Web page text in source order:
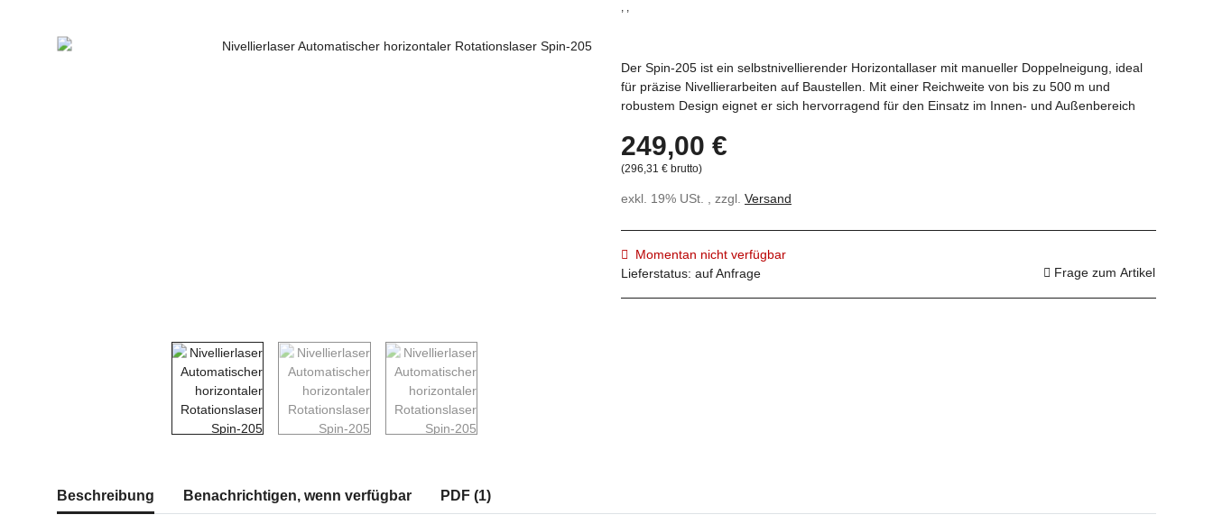
, ,
Der Spin-205 ist ein selbstnivellierender Horizontallaser mit manueller Doppelneigung, ideal
für präzise Nivellierarbeiten auf Baustellen. Mit einer Reichweite von bis zu 500 m und
robustem Design eignet er sich hervorragend für den Einsatz im Innen- und Außenbereich
249,00 €
(296,31 € brutto)
exkl. 19% USt. , zzgl. Versand
Momentan nicht verfügbar
Lieferstatus: auf Anfrage
Frage zum Artikel
Beschreibung Benachrichtigen, wenn verfügbar PDF (1)